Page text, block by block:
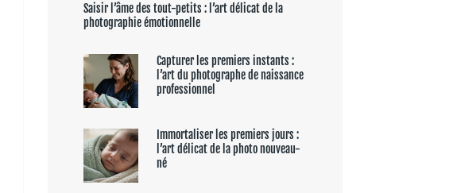
Saisir l’âme des tout-petits : l’art délicat de la
photographie émotionnelle
Capturer les premiers instants :
l’art du photographe de naissance
professionnel
Immortaliser les premiers jours :
l’art délicat de la photo nouveau-
né